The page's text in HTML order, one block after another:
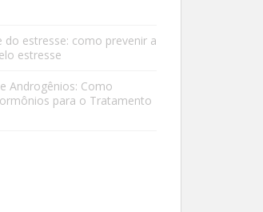
do estresse: como prevenir a
estresse
Androgênios: Como
para o Tratamento